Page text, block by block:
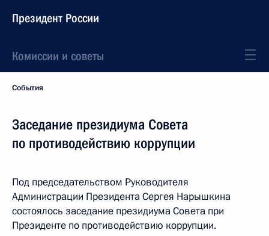
Президент России
Комиссии и советы
События
Заседание президиума Совета
по противодействию коррупции
Под председательством Руководителя
Администрации Президента Сергея Нарышкина
состоялось заседание президиума Совета при
Президенте по противодействию коррупции.